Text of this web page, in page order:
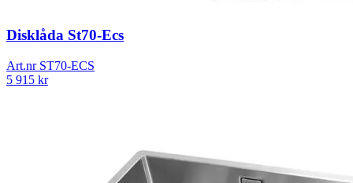
Disklåda St70-Ecs
Art.nr ST70-ECS
5 915 kr